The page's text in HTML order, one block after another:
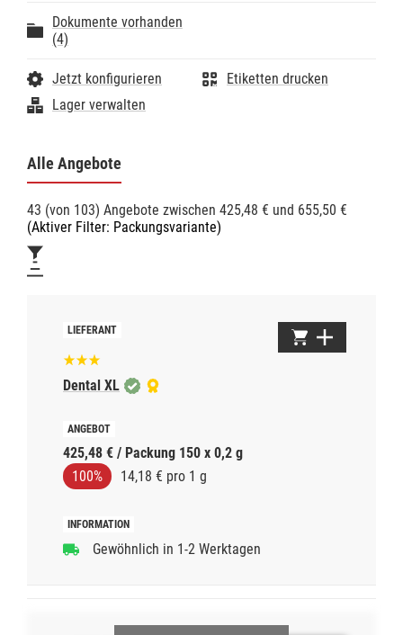
Dokumente vorhanden
(4)
Jetzt konfigurieren
Lager verwalten
Etiketten drucken
Alle Angebote
43 (von 103) Angebote zwischen 425,48 € und 655,50 €
(Aktiver Filter: Packungsvariante)
Dental XL
425,48 € / Packung 150 x 0,2 g
100%
14,18 € pro 1 g
Gewöhnlich in 1-2 Werktagen